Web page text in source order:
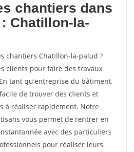
chantiers dans
Chatillon-la-
chantiers Chatillon-la-palud ?
clients pour faire des travaux
tant qu'entreprise du bâtiment,
de trouver des clients et
à réaliser rapidement. Notre
vous permet de rentrer en
avec des particuliers
pour réaliser leurs